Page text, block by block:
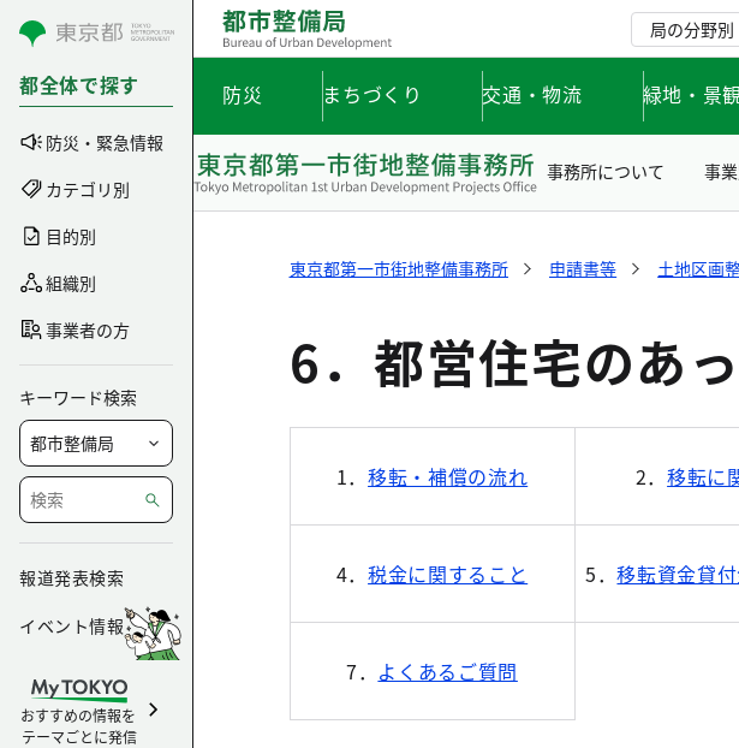
コンテンツにスキップ
都全体で探す
防災・緊急情報
カテゴリ別
目的別
組織別
事業者の方
キーワード検索
報道発表検索
イベント情報
おすすめの情報を
テーマごとに発信
局の分野別
防災 まちづくり 交通・物流 緑地・景
事務所について 事
東京都第一市街地整備事務所 申請書等 土地区画
6．都営住宅のあ
1．移転・補償の流れ 2．移転に
4．税金に関すること 5．移転資金貸
7． よくあるご質問